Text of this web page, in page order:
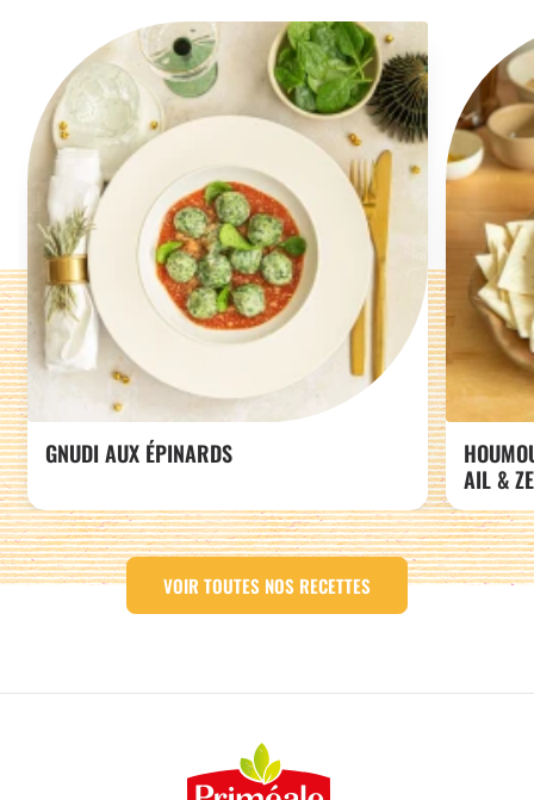
GNUDI AUX ÉPINARDS
AIL &
VOIR TOUTES NOS RECETTES